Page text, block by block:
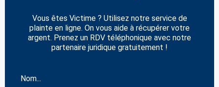
Vous êtes Victime ? Utilisez notre service de
plainte en ligne. On vous aide à récupérer votre
argent. Prenez un RDV téléphonique avec notre
partenaire juridique gratuitement !